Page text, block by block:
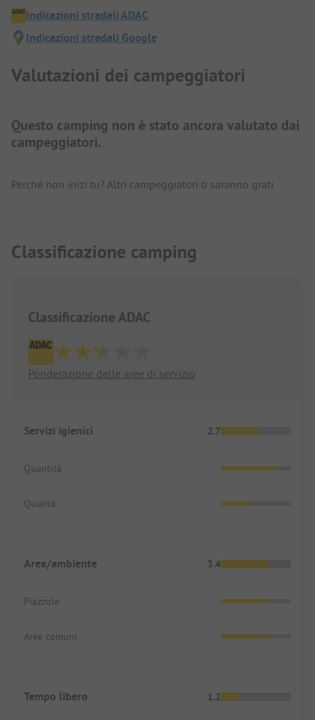
Indicazioni stradali ADAC
Indicazioni stradali Google
Valutazioni dei campeggiatori
Questo camping non è stato ancora valutato dai
campeggiatori.
Perché non inizi tu? Altri campeggiatori ti saranno grati.
Classificazione camping
Classificazione ADAC
Ponderazione delle aree di servizio
Servizi igienici 2.7
Quantità
Qualità
Area/ambiente 3.4
Piazzole
Aree comuni
Tempo libero 1.2